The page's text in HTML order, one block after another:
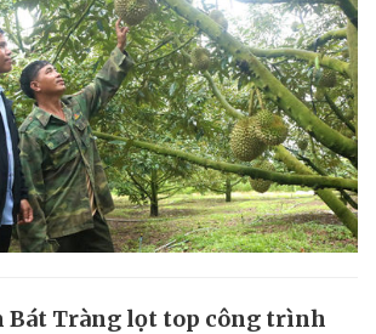
Bát Tràng lọt top công trình